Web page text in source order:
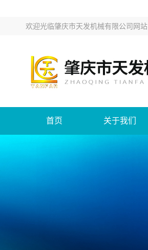
欢迎光临肇庆市天发机械有限公司网站
首页 关于我们